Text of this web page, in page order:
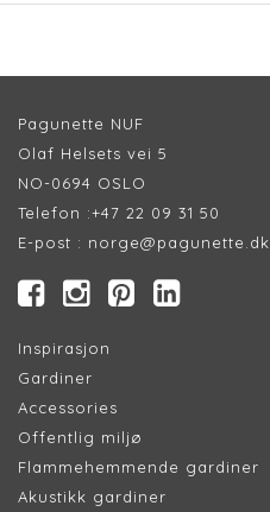
Pagunette NUF
Olaf Helsets vei 5
NO-0694 OSLO
Telefon :+47 22 09 31 50
E-post : norge@pagunette.dk
Inspirasjon
Gardiner
Accessories
Offentlig miljø
Flammehemmende gardiner
Akustikk gardiner